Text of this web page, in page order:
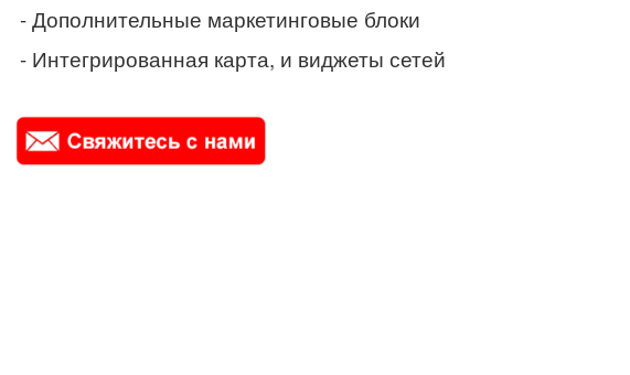
- Дополнительные маркетинговые блоки
- Интегрированная карта, и виджеты сетей